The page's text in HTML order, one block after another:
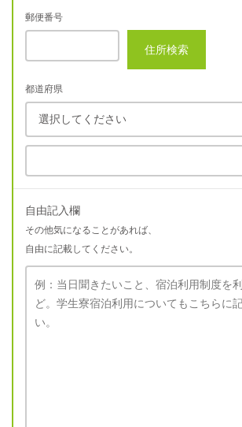
郵便番号
住所検索
都道府県
自由記入欄
その他気になることがあれば、
自由に記載してください。